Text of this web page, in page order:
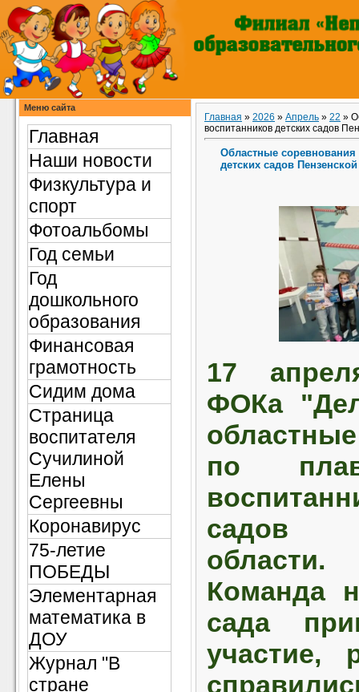
Меню сайта
Главная
Наши новости
Физкультура и
спорт
Фотоальбомы
Год семьи
Год
дошкольного
образования
Финансовая
грамотность
Сидим дома
Страница
воспитателя
Сучилиной
Елены
Сергеевны
Коронавирус
75-летие
ПОБЕДЫ
Элементарная
математика в
ДОУ
Журнал "В
стране
Главная » 2026 » Апрель » 22 »
воспитанников детских садов
Областные
детских садов
17
ФОКа
по
садов
области.
Команда
сада
участие,